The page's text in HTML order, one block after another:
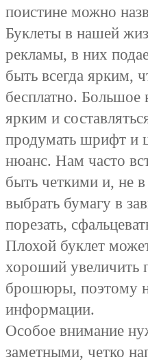
поистине можно
Буклеты в нашей
рекламы, в них
быть всегда ярким,
бесплатно. Большое
ярким и
продумать шрифт и
нюанс. Нам часто
быть четкими и, не
выбрать бумагу в
порезать,
Плохой буклет
хороший увеличить
брошюры, поэтому
информации.
Особое внимание
заметными, четко